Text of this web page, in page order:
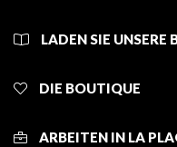
LADEN SIE UNSERE
DIE BOUTIQUE
ARBEITEN IN LA